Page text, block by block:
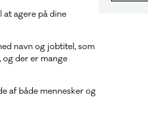
at agere på dine
navn og jobtitel, som
og der er mange
af både mennesker og